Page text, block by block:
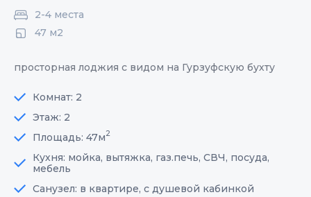
2-4 места
47 м2
просторная лоджия с видом на Гурзуфскую бухту
Комнат: 2
Этаж: 2
Площадь: 47м2
Кухня: мойка, вытяжка, газ.печь, СВЧ, посуда,
мебель
Санузел: в квартире, с душевой кабинкой